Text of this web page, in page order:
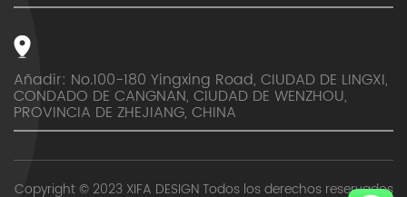
Añadir: No.100-180 Yingxing Road, CIUDAD DE LINGXI,
CONDADO DE CANGNAN, CIUDAD DE WENZHOU,
PROVINCIA DE ZHEJIANG, CHINA
Copyright © 2023 XIFA DESIGN Todos los derechos reservados